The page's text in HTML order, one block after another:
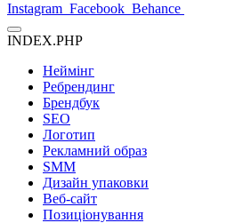
Instagram Facebook Behance
INDEX.PHP
Неймінг
Ребрендинг
Брендбук
SEO
Логотип
Рекламний образ
SMM
Дизайн упаковки
Веб-сайт
Позиціонування